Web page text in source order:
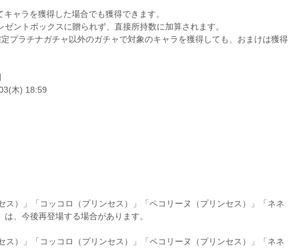
ャラを獲得した場合でも獲得できます。
ントボックスに贈られず、直接所持数に加算されます。
プラチナガチャ以外のガチャで対象のキャラを獲得しても、おまけは獲得
木) 18:59
ス）」「コッコロ（プリンセス）」「ペコリーヌ（プリンセス）」「ネネ
、今後再登場する場合があります。
ス）」「コッコロ（プリンセス）」「ペコリーヌ（プリンセス）」「ネネ